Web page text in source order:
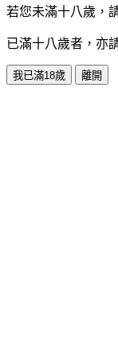
若您未滿十八歲，
已滿十八歲者，亦
我已滿18歲 離開